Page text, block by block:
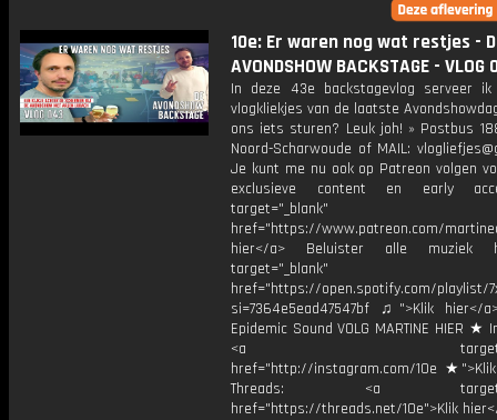
10e: Er waren nog wat restjes -
AVONDSHOW BACKSTAGE - VLOG
In deze 43e backstagevlog serveer
vlogkliekjes van de laatste
ons iets sturen? Leuk joh! » Postbus
Noord-Scharwoude of MAIL:
Je kunt me nu ook op Patreon volgen
exclusieve content en early
target="_blank"
href="https://www.patreon.com/
hier</a> Beluister alle muziek
target="_blank"
href="https://open.spotify.com/playlist/
si=7364e5ead47547bf ♫">Klik hier</
Epidemic Sound VOLG MARTINE HIER ★
<a
href="http://instagram.com/10e
Threads: <a
href="https://threads.net/10e">Klik